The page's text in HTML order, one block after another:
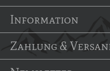
Information
Zahlung &